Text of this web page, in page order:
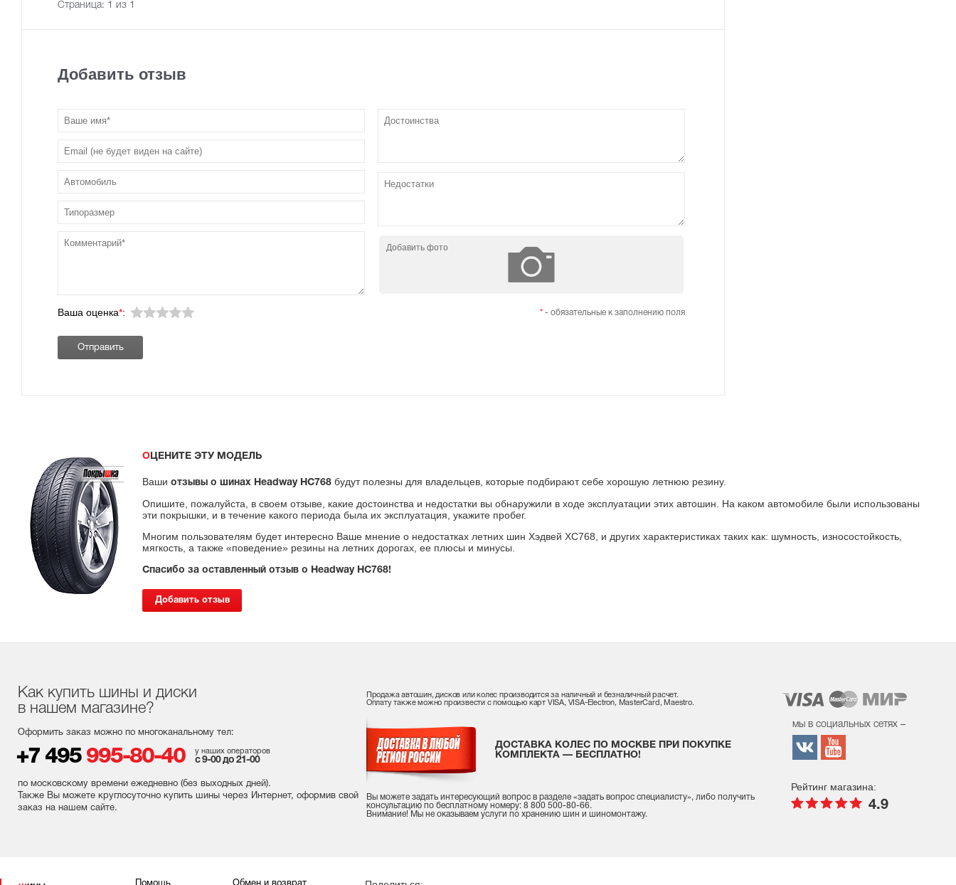
Страница: 1 из 1
Добавить отзыв
Добавить фото
Ваша оценка*: *- обязательные к заполнению поля
ОЦЕНИТЕ ЭТУ МОДЕЛЬ
Ваши отзывы о шинах Headway HC768 будут полезны для владельцев, которые подбирают себе хорошую летнюю резину.
Опишите, пожалуйста, в своем отзыве, какие достоинства и недостатки вы обнаружили в ходе эксплуатации этих автошин. На каком автомобиле были использованы
эти покрышки, и в течение какого периода была их эксплуатация, укажите пробег.
Многим пользователям будет интересно Ваше мнение о недостатках летних шин Хэдвей ХС768, и других характеристиках таких как: шумность, износостойкость,
мягкость, а также «поведение» резины на летних дорогах, ее плюсы и минусы.
Спасибо за оставленный отзыв о Headway HC768!
Добавить отзыв
Как купить шины и диски
в нашем магазине?
Оформить заказ можно по многоканальному тел:
+7 495 995-80-40 у наших операторов
с 9-00 до 21-00
по московскому времени ежедневно (без выходных дней).
Также Вы можете круглосуточно купить шины через Интернет, оформив свой
заказ на нашем сайте.
Продажа автошин, дисков или колес производится за наличный и безналичный расчет.
Оплату также можно произвести с помощью карт VISA, VISA-Electron, MasterCard, Maestro.
ДОСТАВКА КОЛЕС ПО МОСКВЕ ПРИ ПОКУПКЕ
КОМПЛЕКТА — БЕСПЛАТНО!
Вы можете задать интересующий вопрос в разделе «задать вопрос специалисту», либо получить
консультацию по бесплатному номеру: 8 800 500-80-66.
Внимание! Мы не оказываем услуги по хранению шин и шиномонтажу.
мы в социальных сетях –
Рейтинг магазина:
4.9